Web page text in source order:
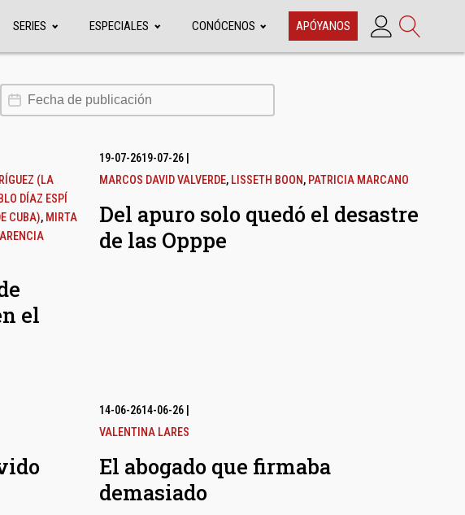
SERIES ESPECIALES CONÓCENOS APÓYANOS
Fecha de publicación
(LA
DÍAZ ESPÍ
CUBA), MIRTA
el
19-07-2619-07-26|
MARCOS DAVID VALVERDE, LISSETH BOON, PATRICIA MARCANO
Del apuro solo quedó el desastre
de las Opppe
14-06-2614-06-26|
VALENTINA LARES
El abogado que firmaba
demasiado